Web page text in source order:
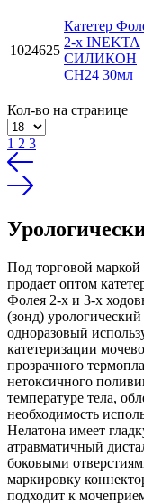
1024625
Катетер
2-х INEKTA
СИЛИКОН
CH24 30мл
Кол-во на странице
1 2 3
Под торговой
продает оптом
Фолея 2-х и 3-х
(зонд)
одноразовый
катетеризации
прозрачного
нетоксичного
температуре тела,
необходимость
Нелатона имеет
атравматичный
боковыми
маркировку
подходит к